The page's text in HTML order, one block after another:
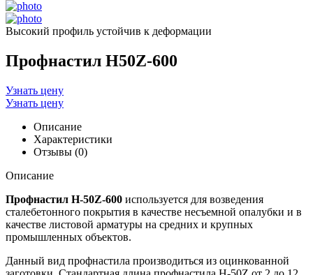
Высокий профиль устойчив к деформации
Профнастил H50Z-600
Узнать цену
Узнать цену
Описание
Характеристики
Отзывы (0)
Описание
Профнастил Н-50Z-600 используется для возведения
сталебетонного покрытия в качестве несъемной опалубки и в
качестве листовой арматуры на средних и крупных
промышленных объектов.
Данный вид профнастила производиться из оцинкованной